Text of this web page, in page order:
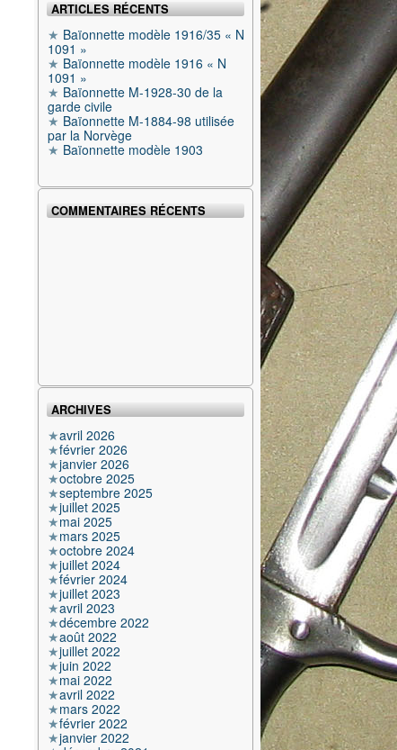
ARTICLES RÉCENTS
Baïonnette modèle 1916/35 « N
1091 »
Baïonnette modèle 1916 « N
1091 »
Baïonnette M-1928-30 de la
garde civile
Baïonnette M-1884-98 utilisée
par la Norvège
Baïonnette modèle 1903
COMMENTAIRES RÉCENTS
ARCHIVES
avril 2026
février 2026
janvier 2026
octobre 2025
septembre 2025
juillet 2025
mai 2025
mars 2025
octobre 2024
juillet 2024
février 2024
juillet 2023
avril 2023
décembre 2022
août 2022
juillet 2022
juin 2022
mai 2022
avril 2022
mars 2022
février 2022
janvier 2022